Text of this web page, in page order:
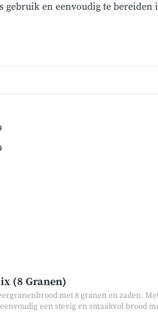
gebruik en eenvoudig te bereiden
(8 Granen)
met 8 granen en zaden.
een stevig en smaakvol brood
De mix bevat geen toegevoegde suiker
Perfect voor liefhebbers van